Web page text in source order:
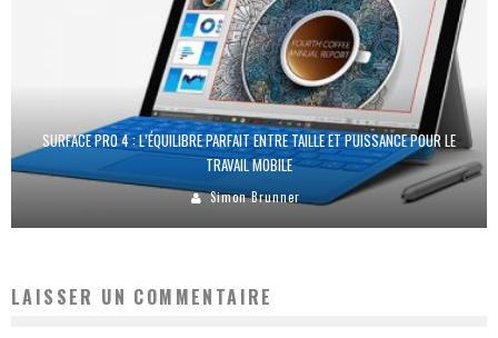
SURFACE PRO 4 : L’ÉQUILIBRE PARFAIT ENTRE TAILLE ET PUISSANCE POUR LE
TRAVAIL MOBILE
Simon Brunner
LAISSER UN COMMENTAIRE